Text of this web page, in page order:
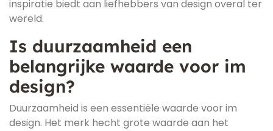
inspiratie biedt aan liefhebbers van design overal ter
wereld.
Is duurzaamheid een
belangrijke waarde voor im
design?
Duurzaamheid is een essentiële waarde voor im
design. Het merk hecht grote waarde aan het